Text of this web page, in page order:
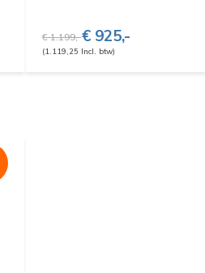
€ 1.199,-€ 925,-
(1.119,25 Incl. btw)